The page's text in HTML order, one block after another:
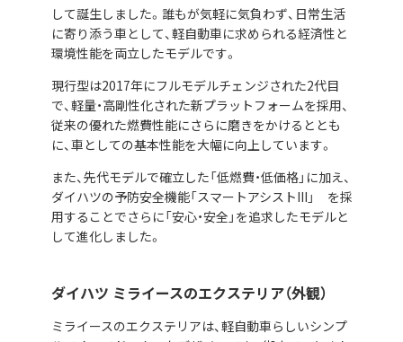
して誕生しました。誰もが気軽に気負わず、日常生活
に寄り添う車として、軽自動車に求められる経済性と
環境性能を両立したモデルです。
現行型は2017年にフルモデルチェンジされた2代目
で、軽量・高剛性化された新プラットフォームを採用、
従来の優れた燃費性能にさらに磨きをかけるととも
に、車としての基本性能を大幅に向上しています。
また、先代モデルで確立した「低燃費・低価格」に加え、
ダイハツの予防安全機能「スマートアシストIII」 を採
用することでさらに「安心・安全」を追求したモデルと
して進化しました。
ダイハツ ミライースのエクステリア（外観）
ミライースのエクステリアは、軽自動車らしいシンプ